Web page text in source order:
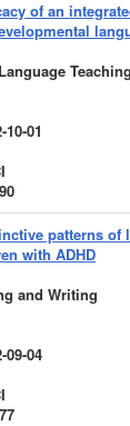
of an
10-01
patterns of
with ADHD
and Writing
09-04